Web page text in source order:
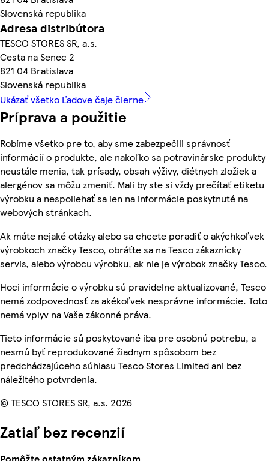
Slovenská republika
Adresa distribútora
TESCO STORES SR, a.s.
Cesta na Senec 2
821 04 Bratislava
Slovenská republika
Ukázať všetko Ľadove čaje čierne
Príprava a použitie
Robíme všetko pre to, aby sme zabezpečili správnosť
informácií o produkte, ale nakoľko sa potravinárske produkty
neustále menia, tak prísady, obsah výživy, diétnych zložiek a
alergénov sa môžu zmeniť. Mali by ste si vždy prečítať etiketu
výrobku a nespoliehať sa len na informácie poskytnuté na
webových stránkach.
Ak máte nejaké otázky alebo sa chcete poradiť o akýchkoľvek
výrobkoch značky Tesco, obráťte sa na Tesco zákaznícky
servis, alebo výrobcu výrobku, ak nie je výrobok značky Tesco.
Hoci informácie o výrobku sú pravidelne aktualizované, Tesco
nemá zodpovednosť za akékoľvek nesprávne informácie. Toto
nemá vplyv na Vaše zákonné práva.
Tieto informácie sú poskytované iba pre osobnú potrebu, a
nesmú byť reprodukované žiadnym spôsobom bez
predchádzajúceho súhlasu Tesco Stores Limited ani bez
náležitého potvrdenia.
© TESCO STORES SR, a.s. 2026
Zatiaľ bez recenzií